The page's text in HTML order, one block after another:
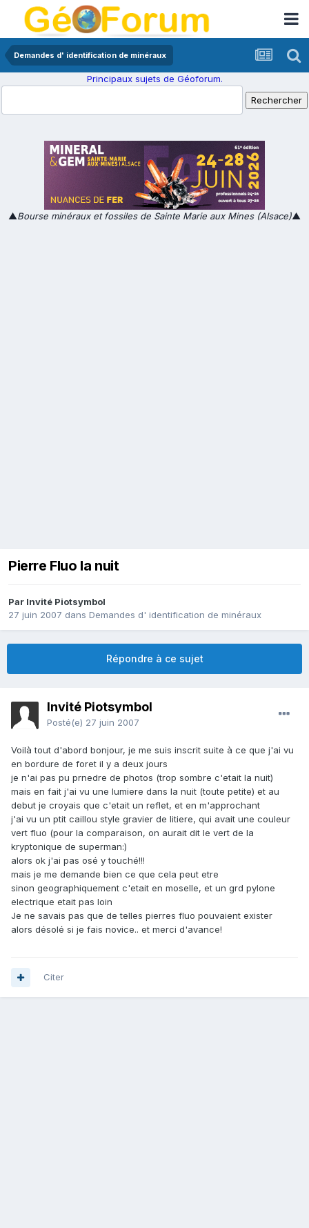
Demandes d' identification de minéraux
Principaux sujets de Géoforum.
▲Bourse minéraux et fossiles de Sainte Marie aux Mines (Alsace)▲
Pierre Fluo la nuit
Par Invité Piotsymbol
27 juin 2007 dans Demandes d' identification de minéraux
Répondre à ce sujet
Invité Piotsymbol
Posté(e) 27 juin 2007
Voilà tout d'abord bonjour, je me suis inscrit suite à ce que j'ai vu
en bordure de foret il y a deux jours
je n'ai pas pu prnedre de photos (trop sombre c'etait la nuit)
mais en fait j'ai vu une lumiere dans la nuit (toute petite) et au
debut je croyais que c'etait un reflet, et en m'approchant
j'ai vu un ptit caillou style gravier de litiere, qui avait une couleur
vert fluo (pour la comparaison, on aurait dit le vert de la
kryptonique de superman:)
alors ok j'ai pas osé y touché!!!
mais je me demande bien ce que cela peut etre
sinon geographiquement c'etait en moselle, et un grd pylone
electrique etait pas loin
Je ne savais pas que de telles pierres fluo pouvaient exister
alors désolé si je fais novice.. et merci d'avance!
Citer